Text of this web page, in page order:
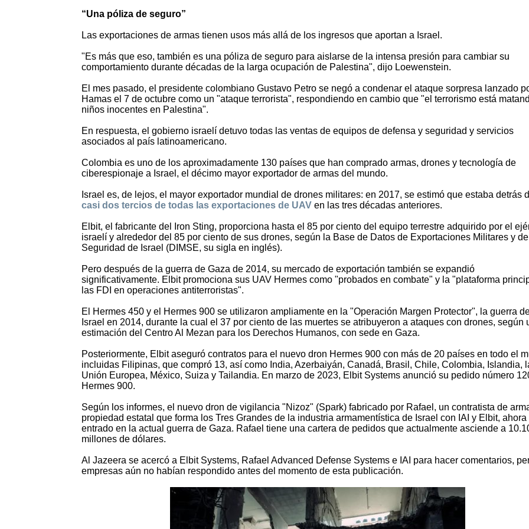
“Una póliza de seguro”
Las exportaciones de armas tienen usos más allá de los ingresos que aportan a Israel.
"Es más que eso, también es una póliza de seguro para aislarse de la intensa presión para cambiar su
comportamiento durante décadas de la larga ocupación de Palestina", dijo Loewenstein.
El mes pasado, el presidente colombiano Gustavo Petro se negó a condenar el ataque sorpresa lanzado
Hamas el 7 de octubre como un "ataque terrorista", respondiendo en cambio que "el terrorismo está
niños inocentes en Palestina".
En respuesta, el gobierno israelí detuvo todas las ventas de equipos de defensa y seguridad y servicios
asociados al país latinoamericano.
Colombia es uno de los aproximadamente 130 países que han comprado armas, drones y tecnología de
ciberespionaje a Israel, el décimo mayor exportador de armas del mundo.
Israel es, de lejos, el mayor exportador mundial de drones militares: en 2017, se estimó que estaba detrás
casi dos tercios de todas las exportaciones de UAV en las tres décadas anteriores.
Elbit, el fabricante del Iron Sting, proporciona hasta el 85 por ciento del equipo terrestre adquirido por el
israelí y alrededor del 85 por ciento de sus drones, según la Base de Datos de Exportaciones Militares y de
Seguridad de Israel (DIMSE, su sigla en inglés).
Pero después de la guerra de Gaza de 2014, su mercado de exportación también se expandió
significativamente. Elbit promociona sus UAV Hermes como "probados en combate" y la "plataforma
las FDI en operaciones antiterroristas".
El Hermes 450 y el Hermes 900 se utilizaron ampliamente en la "Operación Margen Protector", la guerra
Israel en 2014, durante la cual el 37 por ciento de las muertes se atribuyeron a ataques con drones, según
estimación del Centro Al Mezan para los Derechos Humanos, con sede en Gaza.
Posteriormente, Elbit aseguró contratos para el nuevo dron Hermes 900 con más de 20 países en todo el
incluidas Filipinas, que compró 13, así como India, Azerbaiyán, Canadá, Brasil, Chile, Colombia, Islandia,
Unión Europea, México, Suiza y Tailandia. En marzo de 2023, Elbit Systems anunció su pedido número
Hermes 900.
Según los informes, el nuevo dron de vigilancia "Nizoz" (Spark) fabricado por Rafael, un contratista de
propiedad estatal que forma los Tres Grandes de la industria armamentística de Israel con IAI y Elbit, ahora
entrado en la actual guerra de Gaza. Rafael tiene una cartera de pedidos que actualmente asciende a
millones de dólares.
Al Jazeera se acercó a Elbit Systems, Rafael Advanced Defense Systems e IAI para hacer comentarios,
empresas aún no habían respondido antes del momento de esta publicación.